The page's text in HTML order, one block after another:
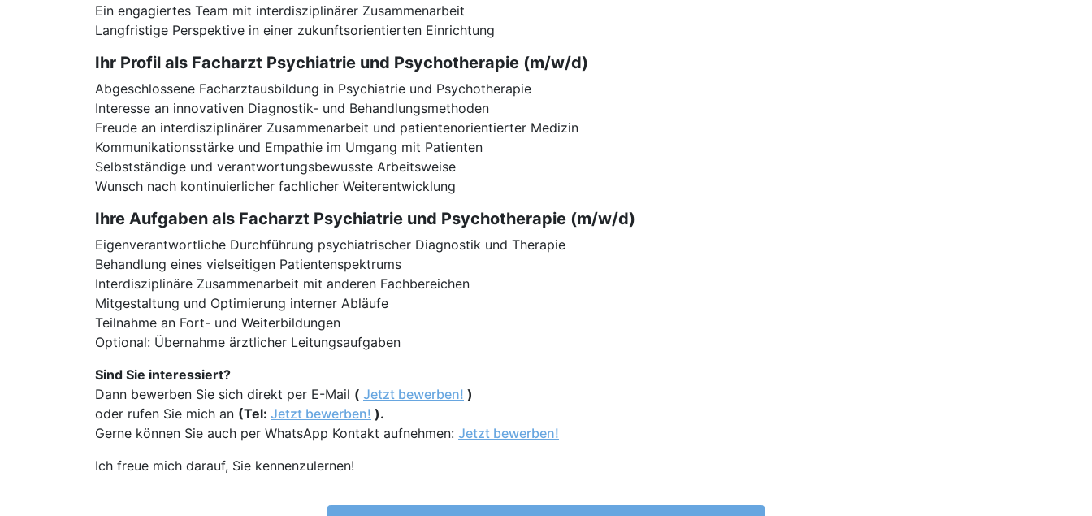
Ein engagiertes Team mit interdisziplinärer Zusammenarbeit
Langfristige Perspektive in einer zukunftsorientierten Einrichtung
Ihr Profil als Facharzt Psychiatrie und Psychotherapie (m/w/d)
Abgeschlossene Facharztausbildung in Psychiatrie und Psychotherapie
Interesse an innovativen Diagnostik- und Behandlungsmethoden
Freude an interdisziplinärer Zusammenarbeit und patientenorientierter Medizin
Kommunikationsstärke und Empathie im Umgang mit Patienten
Selbstständige und verantwortungsbewusste Arbeitsweise
Wunsch nach kontinuierlicher fachlicher Weiterentwicklung
Ihre Aufgaben als Facharzt Psychiatrie und Psychotherapie (m/w/d)
Eigenverantwortliche Durchführung psychiatrischer Diagnostik und Therapie
Behandlung eines vielseitigen Patientenspektrums
Interdisziplinäre Zusammenarbeit mit anderen Fachbereichen
Mitgestaltung und Optimierung interner Abläufe
Teilnahme an Fort- und Weiterbildungen
Optional: Übernahme ärztlicher Leitungsaufgaben
Sind Sie interessiert?
Dann bewerben Sie sich direkt per E-Mail ( Jetzt bewerben! )
oder rufen Sie mich an (Tel: Jetzt bewerben! ).
Gerne können Sie auch per WhatsApp Kontakt aufnehmen: Jetzt bewerben!
Ich freue mich darauf, Sie kennenzulernen!